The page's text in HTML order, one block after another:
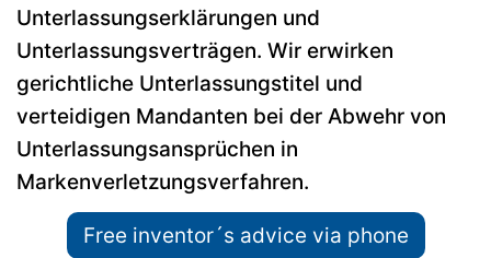
Unterlassungserklärungen und
Unterlassungsverträgen. Wir erwirken
gerichtliche Unterlassungstitel und
verteidigen Mandanten bei der Abwehr von
Unterlassungsansprüchen in
Markenverletzungsverfahren.
Free inventor´s advice via phone